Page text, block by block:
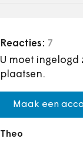
Reacties: 7
U moet ingelogd
plaatsen.
Maak een
Theo